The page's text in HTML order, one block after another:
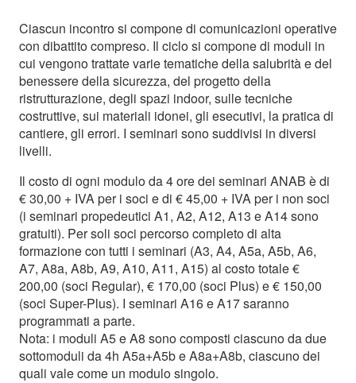
Ciascun incontro si compone di comunicazioni operative
con dibattito compreso. Il ciclo si compone di moduli in
cui vengono trattate varie tematiche della salubrità e del
benessere della sicurezza, del progetto della
ristrutturazione, degli spazi indoor, sulle tecniche
costruttive, sui materiali idonei, gli esecutivi, la pratica di
cantiere, gli errori. I seminari sono suddivisi in diversi
livelli.
Il costo di ogni modulo da 4 ore dei seminari ANAB è di
€ 30,00 + IVA per i soci e di € 45,00 + IVA per i non soci
(i seminari propedeutici A1, A2, A12, A13 e A14 sono
gratuiti). Per soli soci percorso completo di alta
formazione con tutti i seminari (A3, A4, A5a, A5b, A6,
A7, A8a, A8b, A9, A10, A11, A15) al costo totale €
200,00 (soci Regular), € 170,00 (soci Plus) e € 150,00
(soci Super-Plus). I seminari A16 e A17 saranno
programmati a parte.
Nota: i moduli A5 e A8 sono composti ciascuno da due
sottomoduli da 4h A5a+A5b e A8a+A8b, ciascuno dei
quali vale come un modulo singolo.